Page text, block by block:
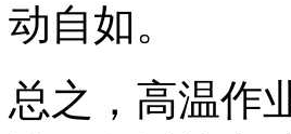
动自如。
总之，高温作